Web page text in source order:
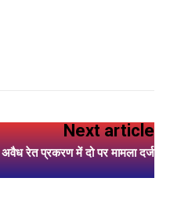
Next article
अवैध रेत प्रकरण में दो पर मामला दर्ज